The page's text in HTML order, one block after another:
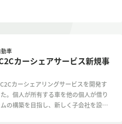
カーシェアサービス新規事
カーシェアリングサービスを開発す
。個人が所有する車を他の個人が借り
の構築を目指し、新しく子会社を設立
動車